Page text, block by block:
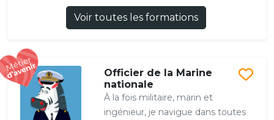
Voir toutes les formations
Officier de la Marine
nationale
À la fois militaire, marin et
ingénieur, je navigue dans toutes